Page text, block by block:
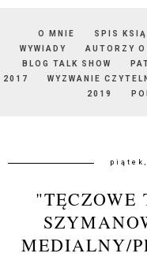
O MNIE SPIS
WYWIADY
AUTORZY O
BLOG TALK SHOW
2017
WYZWANIE
2019
piątek,
"TĘCZOWE
MEDIALNY/